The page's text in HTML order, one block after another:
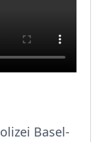
Basel-